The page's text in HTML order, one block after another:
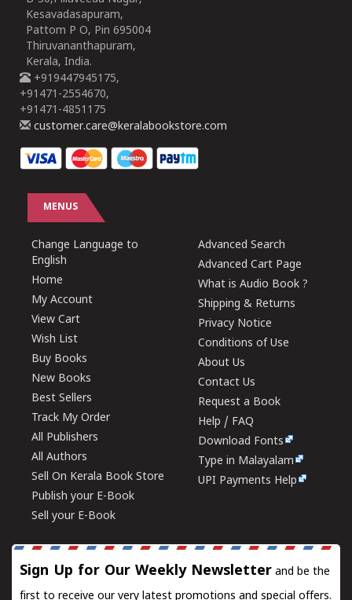
Kesavadasapuram,
Pattom P O, Pin 695004
Thiruvananthapuram,
Kerala, India.
+919447945175,
+91471-2554670,
+91471-4851175
customer.care@keralabookstore.com
MENUS
Change Language to
English
Home
My Account
View Cart
Wish List
Buy Books
New Books
Best Sellers
Track My Order
All Publishers
All Authors
Sell On Kerala Book Store
Publish your E-Book
Sell your E-Book
Advanced Search
Advanced Cart Page
What is Audio Book ?
Shipping & Returns
Privacy Notice
Conditions of Use
About Us
Contact Us
Request a Book
Help / FAQ
Download Fonts
Type in Malayalam
UPI Payments Help
Sign Up for Our Weekly Newsletter and be the
first to receive our very latest promotions and special offers.